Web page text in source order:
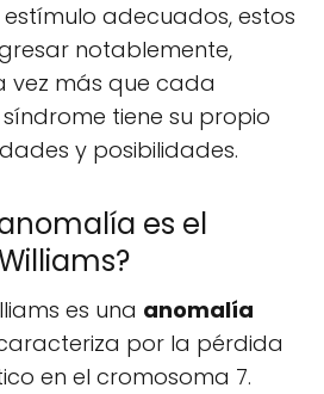
adecuados, estos
notablemente,
vez más que cada
tiene su propio
y posibilidades.
es el
es una anomalía
por la pérdida
en el cromosoma 7.